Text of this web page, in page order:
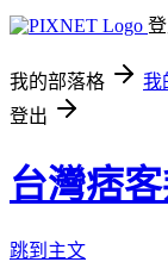
我的部落格 我
登出
台灣痞
跳到主文